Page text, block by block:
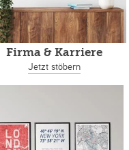
Firma & Karriere
Jetzt stöbern